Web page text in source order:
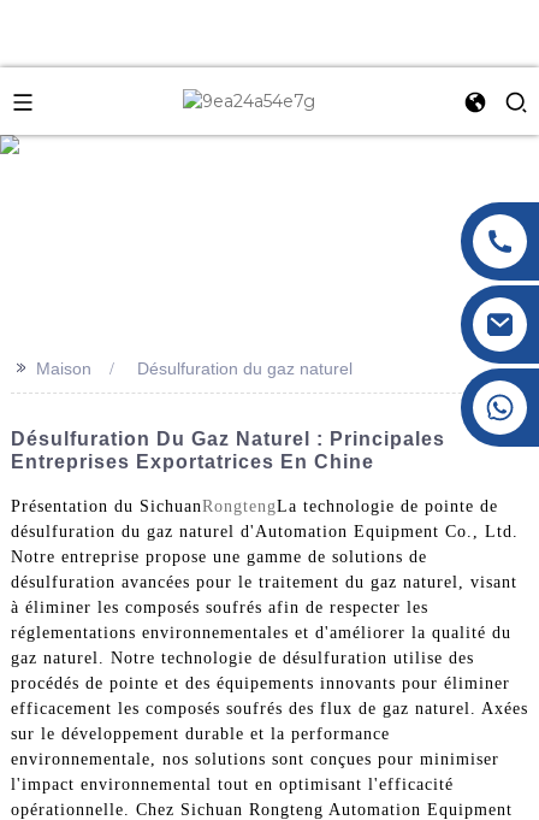
+86 177 8117 4421
+86 138 8076 0589
>> Maison Désulfuration du gaz naturel
Désulfuration Du Gaz Naturel : Principales
Entreprises Exportatrices En Chine
Présentation du SichuanRongtengLa technologie de pointe de
désulfuration du gaz naturel d'Automation Equipment Co., Ltd.
Notre entreprise propose une gamme de solutions de
désulfuration avancées pour le traitement du gaz naturel, visant
à éliminer les composés soufrés afin de respecter les
réglementations environnementales et d'améliorer la qualité du
gaz naturel. Notre technologie de désulfuration utilise des
procédés de pointe et des équipements innovants pour éliminer
efficacement les composés soufrés des flux de gaz naturel. Axées
sur le développement durable et la performance
environnementale, nos solutions sont conçues pour minimiser
l'impact environnemental tout en optimisant l'efficacité
opérationnelle. Chez Sichuan Rongteng Automation Equipment